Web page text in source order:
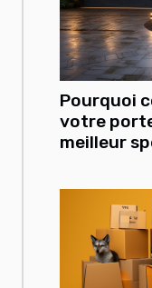
Pourquoi
votre
meilleur